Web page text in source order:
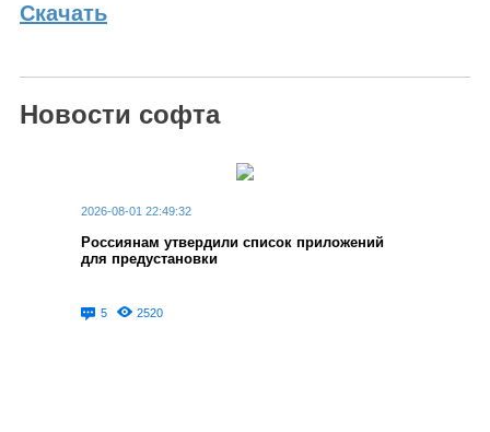
Скачать
Новости софта
2026-08-01 22:49:32
Россиянам утвердили список приложений
для предустановки
5 2520